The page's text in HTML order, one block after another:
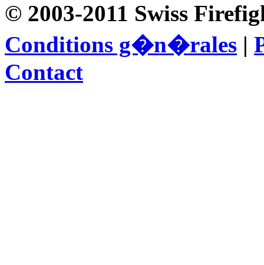
© 2003-2011 Swiss
Conditions g�n�rales |
Contact